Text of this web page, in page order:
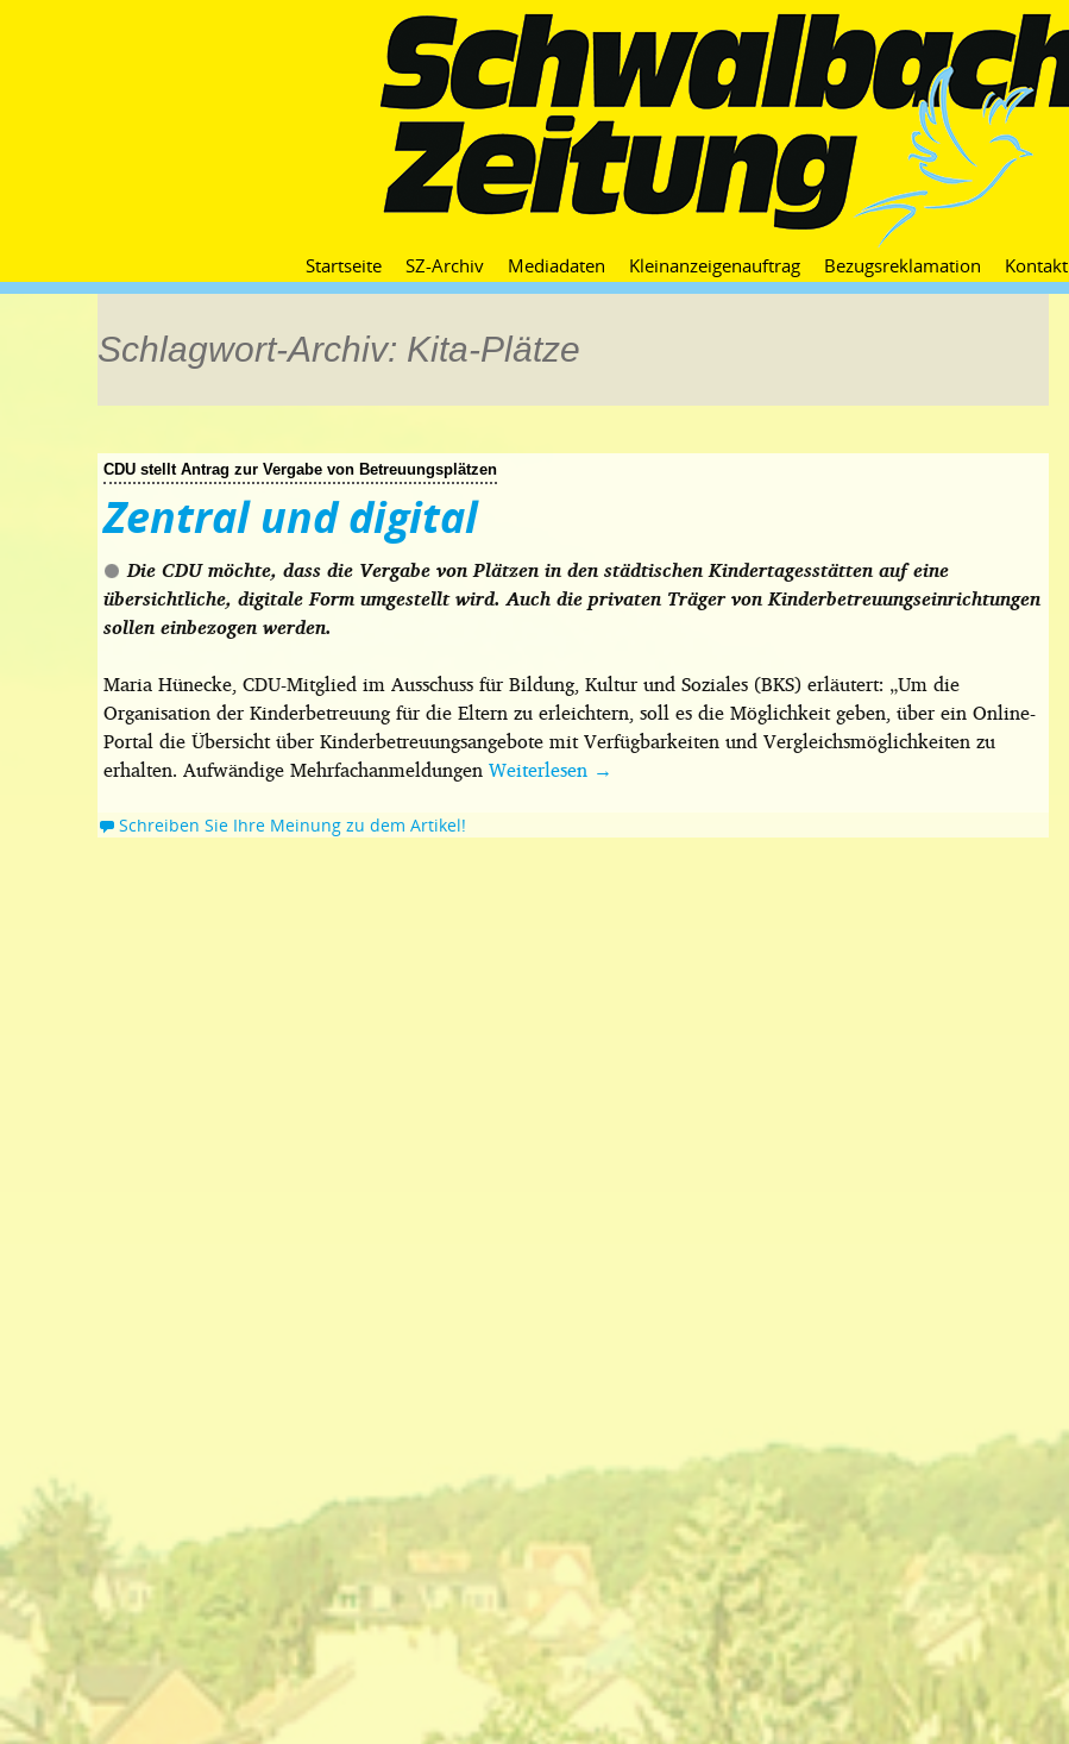
Zum
Inhalt
Startseite SZ-Archiv Mediadaten Kleinanzeigenauftrag Bezugsreklamation Kontakt
Schlagwort-Archiv: Kita-Plätze
CDU stellt Antrag zur Vergabe von Betreuungsplätzen
Zentral und digital
Die CDU möchte, dass die Vergabe von Plätzen in den städtischen Kindertagesstätten auf eine
übersichtliche, digitale Form umgestellt wird. Auch die privaten Träger von Kinderbetreuungseinrichtungen
sollen einbezogen werden.
Maria Hünecke, CDU-Mitglied im Ausschuss für Bildung, Kultur und Soziales (BKS) erläutert: „Um die
Organisation der Kinderbetreuung für die Eltern zu erleichtern, soll es die Möglichkeit geben, über ein Online-
Portal die Übersicht über Kinderbetreuungsangebote mit Verfügbarkeiten und Vergleichsmöglichkeiten zu
erhalten. Aufwändige MehrfachanmeldungenWeiterlesen →
Schreiben Sie Ihre Meinung zu dem Artikel!